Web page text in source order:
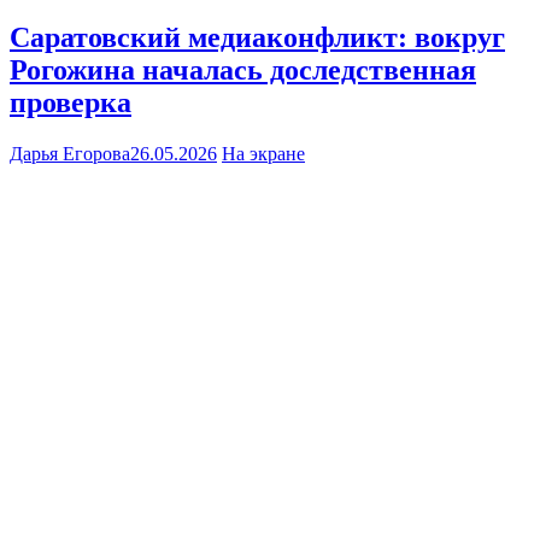
Саратовский медиаконфликт: вокруг
Рогожина началась доследственная
проверка
Дарья Егорова26.05.2026 На экране